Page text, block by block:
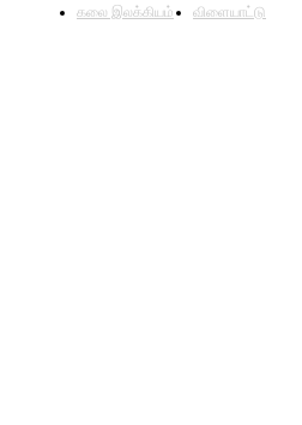
கலை இலக்கியம்
விளையாட்டு